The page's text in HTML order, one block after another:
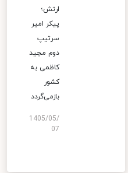
ارتش؛
پیکر امیر
سرتیپ
دوم مجید
کاظمی به
کشور
بازمی‌گردد
1405/05/
07